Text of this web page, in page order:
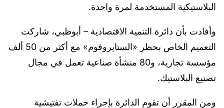
البلاستيكية المستخدمة لمرة واحدة.
وأفادت بأن دائرة التنمية الاقتصادية – أبوظبي، شاركت
التعميم الخاص بحظر «الستايروفوم» مع أكثر من 50 ألف
مؤسسة تجارية، و80 منشأة صناعية تعمل في مجال
تصنيع البلاستيك.
ومن المقرر أن تقوم الدائرة بإجراء حملات تفتيشية